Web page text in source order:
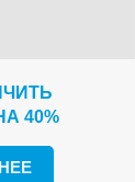
40%